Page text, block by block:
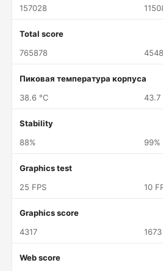
157028
Total score
765878
Пиковая температура корпуса
38.6 °C
43.7
Stability
88%
99%
Graphics test
25 FPS
10
Graphics score
4317
1673
Web score